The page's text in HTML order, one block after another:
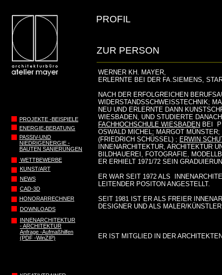
WERNER KH. MAYER,
ERLERNTE BEI DER FA.SIEMENS,
NACH DER ERFOLGREICHEN
WIDERSTANDSSCHWEISSTECHNIK;
NEU UND ERLERNTE DANN
WIESBADEN, UND STUDIERTE
FACHHOCHSCHULE WIESBADEN BEI
OSWALD MICHEL; MARGOT
(FRIEDRICH SCHÜSSEL) ; ERWIN
INNENARCHITEKTUR, ARCHITEKTUR
BILDHAUEREI, FOTOGRAFIE,
ER ERHIELT 1971/72 SEIN
ER WAR SEIT 1972 ALS
LEITENDER POSITON ANGESTELLT.
SEIT 1981 IST ER ALS FREIER
DESIGNER UND ALS MALER/
ER IST MITGLIED IN DER
PROFIL
NEWS
CAD-3D
DOWNLOADS
PASSIV-UND
NIEDRIGENERGIE -
BAUTEN SANIERUNGEN
ENERGIE-BERATUNG
INNENARCHITEKTUR
- ARCHITEKTUR
Anfrage -Aufmaßhilfen
(PDF -WinZIP)
WETTBEWERBE
KUNST/ART
PROJEKTE -BEISPIELE
HONORARRECHNER
ZUR PERSON